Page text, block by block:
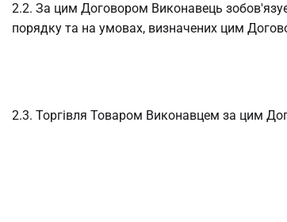
2.2. За цим Договором Виконавець
порядку та на умовах, визначених цим
2.3. Торгівля Товаром Виконавцем за цим